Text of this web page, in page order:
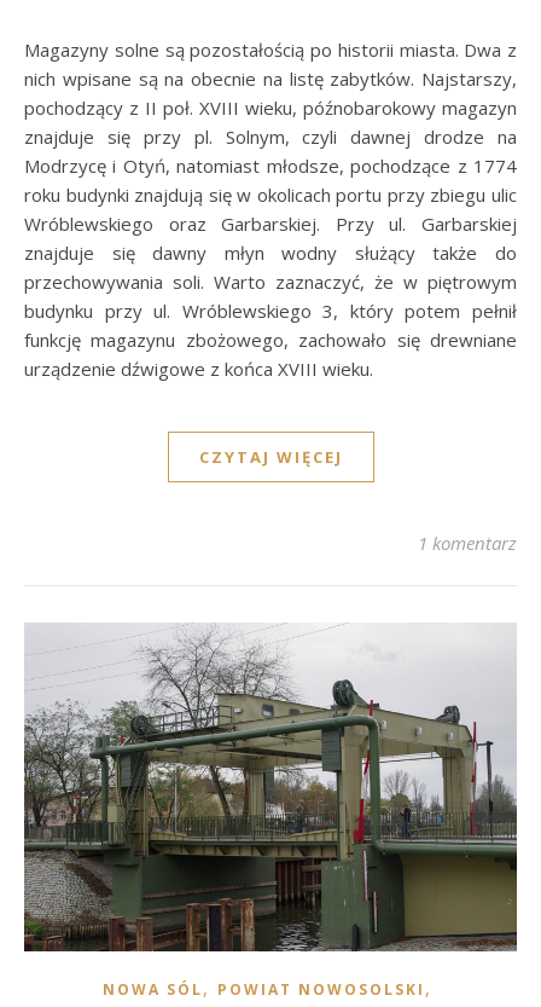
Magazyny solne są pozostałością po historii miasta. Dwa z
nich wpisane są na obecnie na listę zabytków. Najstarszy,
pochodzący z II poł. XVIII wieku, późnobarokowy magazyn
znajduje się przy pl. Solnym, czyli dawnej drodze na
Modrzycę i Otyń, natomiast młodsze, pochodzące z 1774
roku budynki znajdują się w okolicach portu przy zbiegu ulic
Wróblewskiego oraz Garbarskiej. Przy ul. Garbarskiej
znajduje się dawny młyn wodny służący także do
przechowywania soli. Warto zaznaczyć, że w piętrowym
budynku przy ul. Wróblewskiego 3, który potem pełnił
funkcję magazynu zbożowego, zachowało się drewniane
urządzenie dźwigowe z końca XVIII wieku.
CZYTAJ WIĘCEJ
1 komentarz
NOWA SÓL, POWIAT NOWOSOLSKI ,